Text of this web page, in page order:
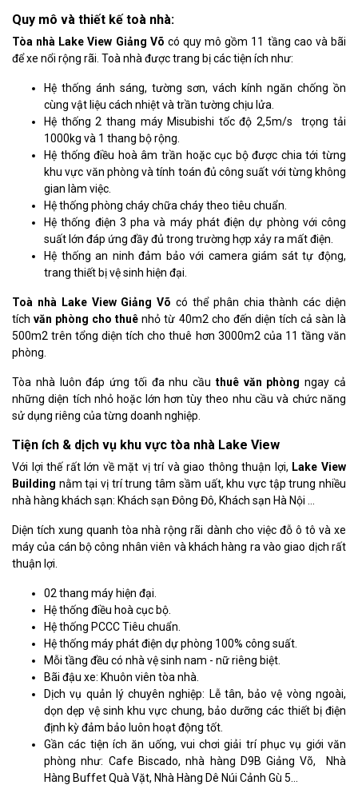
Quy mô và thiết kế toà nhà:
Tòa nhà Lake View Giảng Võ có quy mô gồm 11 tầng cao và bãi
để xe nổi rộng rãi. Toà nhà được trang bị các tiện ích như:
Hệ thống ánh sáng, tường sơn, vách kính ngăn chống ồn
cùng vật liệu cách nhiệt và trần tường chịu lửa.
Hệ thống 2 thang máy Misubishi tốc độ 2,5m/s trọng tải
1000kg và 1 thang bộ rộng.
Hệ thống điều hoà âm trần hoặc cục bộ được chia tới từng
khu vực văn phòng và tính toán đủ công suất với từng không
gian làm việc.
Hệ thống phòng cháy chữa cháy theo tiêu chuẩn.
Hệ thống điện 3 pha và máy phát điện dự phòng với công
suất lớn đáp ứng đầy đủ trong trường hợp xảy ra mất điện.
Hệ thống an ninh đảm bảo với camera giám sát tự động,
trang thiết bị vệ sinh hiện đại.
Toà nhà Lake View Giảng Võ có thể phân chia thành các diện
tíchvăn phòng cho thuê nhỏ từ 40m2 cho đến diện tích cả sàn là
500m2 trên tổng diện tích cho thuê hơn 3000m2 của 11 tầng văn
phòng.
Tòa nhà luôn đáp ứng tối đa nhu cầu thuê văn phòng ngay cả
những diện tích nhỏ hoặc lớn hơn tùy theo nhu cầu và chức năng
sử dụng riêng của từng doanh nghiệp.
Tiện ích & dịch vụ khu vực tòa nhà Lake View
Với lợi thế rất lớn về mặt vị trí và giao thông thuận lợi, Lake View
Building nằm tại vị trí trung tâm sầm uất, khu vực tập trung nhiều
nhà hàng khách sạn: Khách sạn Đông Đô, Khách sạn Hà Nội …
Diện tích xung quanh tòa nhà rộng rãi dành cho việc đỗ ô tô và xe
máy của cán bộ công nhân viên và khách hàng ra vào giao dịch rất
thuận lợi.
02 thang máy hiện đại.
Hệ thống điều hoà cục bộ.
Hệ thống PCCC Tiêu chuẩn.
Hệ thống máy phát điện dự phòng 100% công suất.
Mỗi tầng đều có nhà vệ sinh nam - nữ riêng biệt.
Bãi đậu xe: Khuôn viên tòa nhà.
Dịch vụ quản lý chuyên nghiệp: Lễ tân, bảo vệ vòng ngoài,
dọn dẹp vệ sinh khu vực chung, bảo dưỡng các thiết bị điện
định kỳ đảm bảo luôn hoạt động tốt.
Gần các tiện ích ăn uống, vui chơi giải trí phục vụ giới văn
phòng như: Cafe Biscado, nhà hàng D9B Giảng Võ, Nhà
Hàng Buffet Quà Vặt, Nhà Hàng Dê Núi Cảnh Gù 5...